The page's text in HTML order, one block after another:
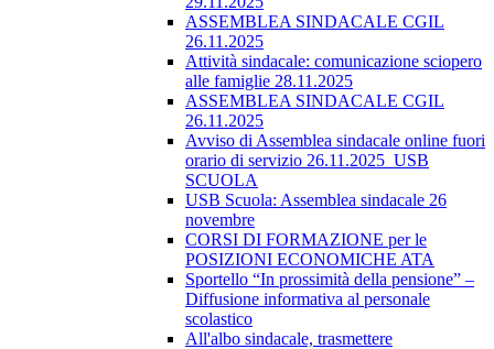
ASSEMBLEA SINDACALE CGIL
26.11.2025
Attività sindacale: comunicazione sciopero
alle famiglie 28.11.2025
ASSEMBLEA SINDACALE CGIL
26.11.2025
Avviso di Assemblea sindacale online fuori
orario di servizio 26.11.2025_USB
SCUOLA
USB Scuola: Assemblea sindacale 26
novembre
CORSI DI FORMAZIONE per le
POSIZIONI ECONOMICHE ATA
Sportello “In prossimità della pensione” –
Diffusione informativa al personale
scolastico
All'albo sindacale, trasmettere